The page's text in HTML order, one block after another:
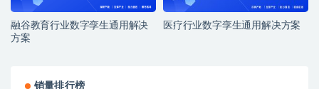
融谷教育行业数字孪生通用解决
方案
医疗行业数字孪生通用解决方案
销量排行榜